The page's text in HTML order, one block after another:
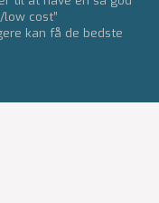
cost”
kan få de bedste